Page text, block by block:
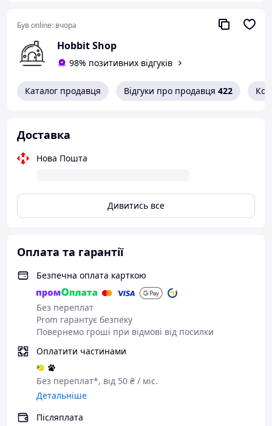
сушаркою.
60х34,5х12 см
Відстань між полицями - 22 см
Висота полиці в найвищому місці - 4,5 см
Був online: вчора
Hobbit Shop
98% позитивних відгуків
Каталог продавця Відгуки про продавця 422
Доставка
Нова Пошта
Дивитись все
Оплата та гарантії
Безпечна оплата карткою
Без переплат
Prom гарантує безпеку
Повернемо гроші при відмові від посилки
Оплатити частинами
Без переплат*, від 50 ₴ / міс.
Детальніше
Післяплата